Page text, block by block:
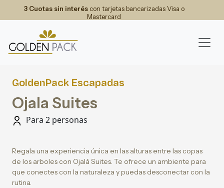
3 Cuotas sin interéscon tarjetas bancarizadas Visa o
Mastercard
GoldenPack Escapadas
Ojala Suites
Para 2 personas
Regala una experiencia única en las alturas entre las copas
de los arboles con Ojalá Suites. Te ofrece un ambiente para
que conectes con la naturaleza y puedas desconectar con la
rutina.